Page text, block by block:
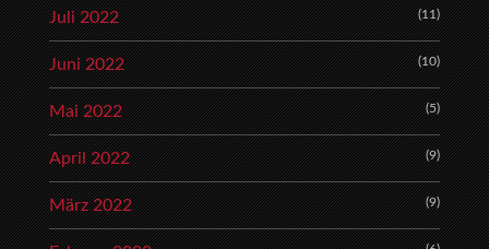
Juli 2022 (11)
Juni 2022 (10)
Mai 2022 (5)
April 2022 (9)
März 2022 (9)